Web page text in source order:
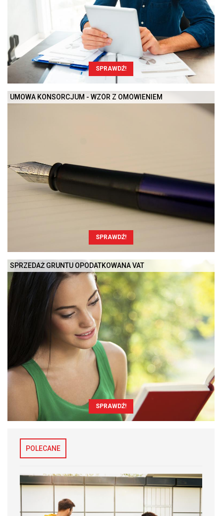
SPRAWDŹ!
UMOWA KONSORCJUM - WZÓR Z OMÓWIENIEM
SPRAWDŹ!
SPRZEDAŻ GRUNTU OPODATKOWANA VAT
SPRAWDŹ!
POLECANE